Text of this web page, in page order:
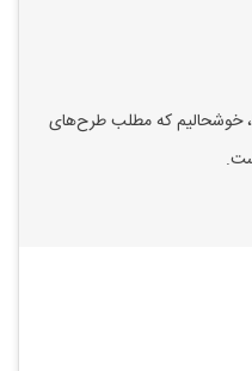
خوشحالیم که مطلب طرح‌های